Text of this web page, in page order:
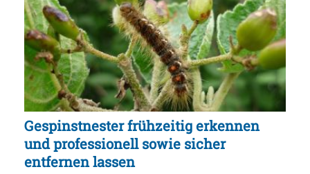
Gespinstnester frühzeitig erkennen
und professionell sowie sicher
entfernen lassen